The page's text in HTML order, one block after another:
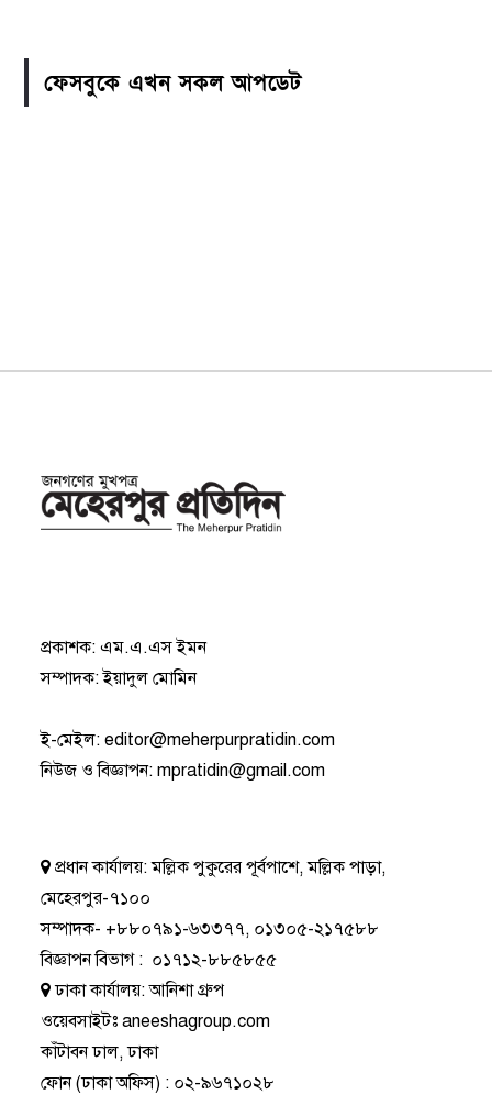
ফেসবুকে এখন সকল আপডেট
প্রকাশক: এম.এ.এস ইমন
সম্পাদক: ইয়াদুল মোমিন
ই-মেইল:editor@meherpurpratidin.com
নিউজ ও বিজ্ঞাপন:mpratidin@gmail.com
প্রধান কার্যালয়:মল্লিক পুকুরের পূর্বপাশে, মল্লিক পাড়া,
মেহেরপুর-৭১০০
সম্পাদক- +৮৮০৭৯১-৬৩৩৭৭, ০১৩০৫-২১৭৫৮৮
বিজ্ঞাপন বিভাগ: ০১৭১২-৮৮৫৮৫৫
ঢাকা কার্যালয়:আনিশা গ্রুপ
ওয়েবসাইটঃaneeshagroup.com
কাঁটাবন ঢাল, ঢাকা
ফোন(ঢাকা অফিস) : ০২-৯৬৭১০২৮